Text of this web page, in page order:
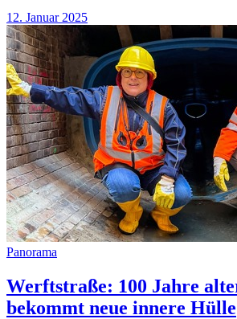
12. Januar 2025
Panorama
Werftstraße: 100 Jahre
bekommt neue innere Hülle